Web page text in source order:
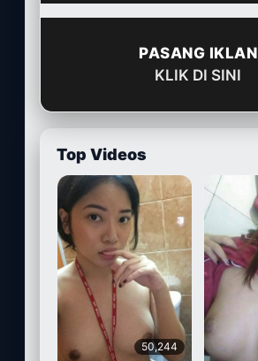
PASANG IKLAN
KLIK DI SINI
Top Videos
50,244